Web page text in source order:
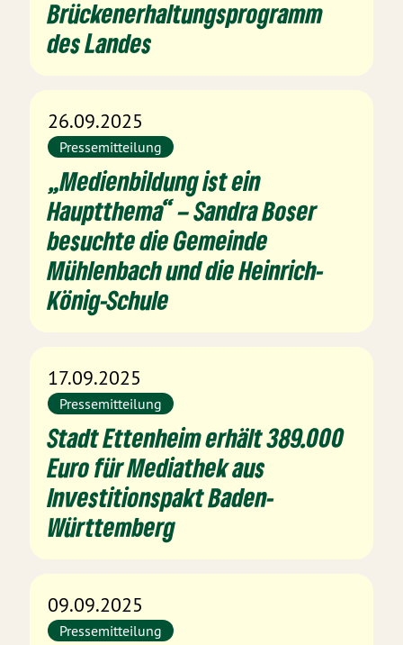
Brückenerhaltungsprogramm
des Landes
26.09.2025
Pressemitteilung
„Medienbildung ist ein
Hauptthema“ – Sandra Boser
besuchte die Gemeinde
Mühlenbach und die Heinrich-
König-Schule
17.09.2025
Pressemitteilung
Stadt Ettenheim erhält 389.000
Euro für Mediathek aus
Investitionspakt Baden-
Württemberg
09.09.2025
Pressemitteilung